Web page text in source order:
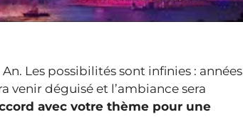
Les possibilités sont infinies : années
venir déguisé et l’ambiance sera
avec votre thème pour une